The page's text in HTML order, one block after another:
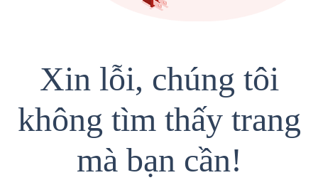
Xin lỗi, chúng tôi
không tìm thấy trang
mà bạn cần!